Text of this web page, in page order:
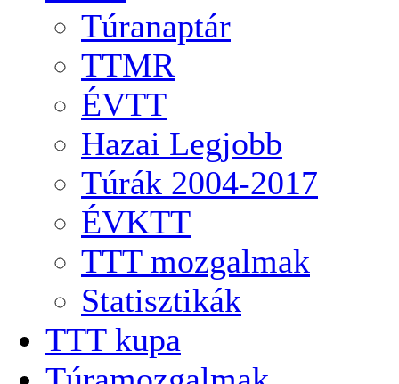
Túranaptár
TTMR
ÉVTT
Hazai Legjobb
Túrák 2004-2017
ÉVKTT
TTT mozgalmak
Statisztikák
TTT kupa